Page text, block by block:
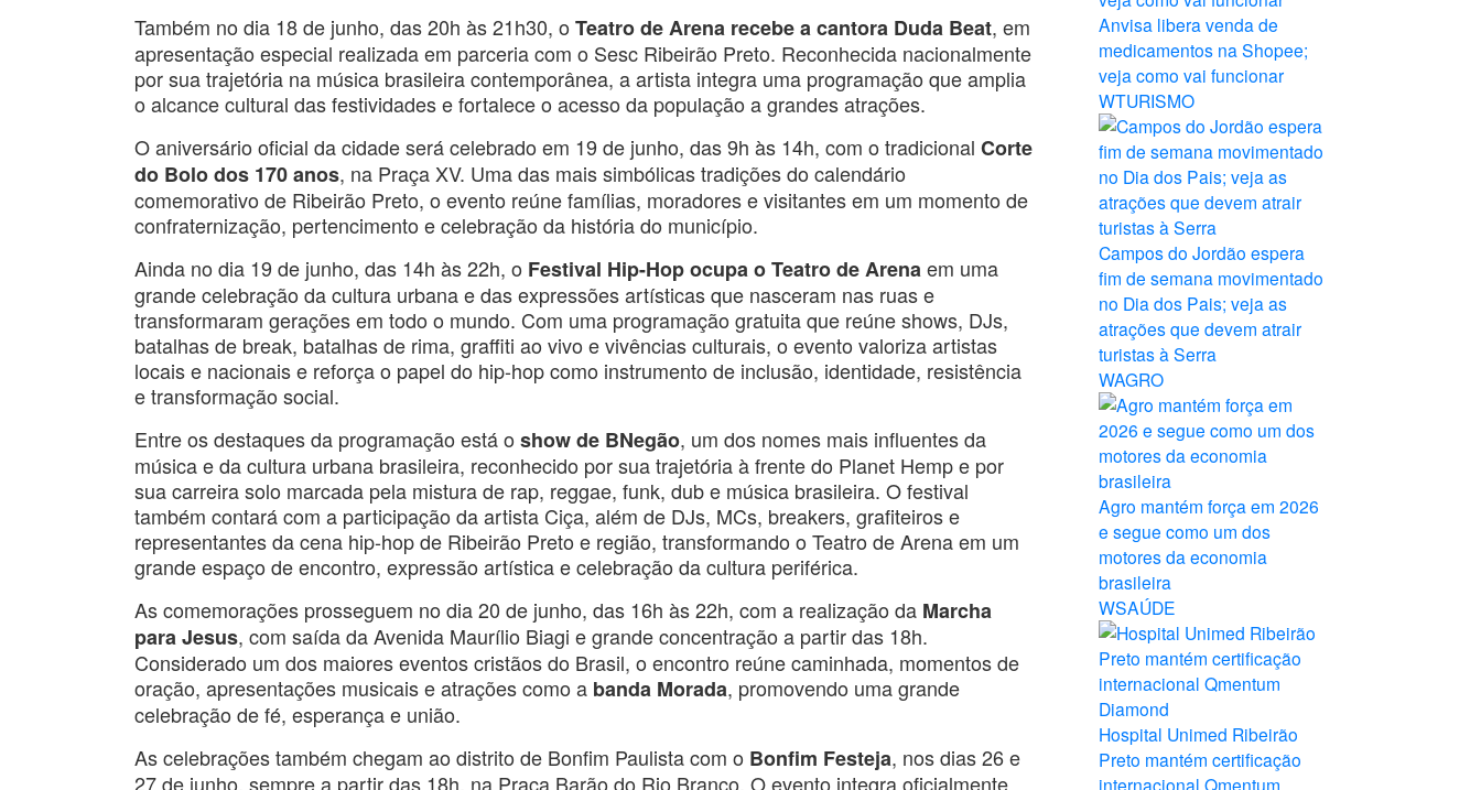
Também no dia 18 de junho, das 20h às 21h30, o Teatro de Arena recebe a cantora Duda Beat, em
apresentação especial realizada em parceria com o Sesc Ribeirão Preto. Reconhecida nacionalmente
por sua trajetória na música brasileira contemporânea, a artista integra uma programação que amplia
o alcance cultural das festividades e fortalece o acesso da população a grandes atrações.
O aniversário oficial da cidade será celebrado em 19 de junho, das 9h às 14h, com o tradicional Corte
do Bolo dos 170 anos, na Praça XV. Uma das mais simbólicas tradições do calendário
comemorativo de Ribeirão Preto, o evento reúne famílias, moradores e visitantes em um momento de
confraternização, pertencimento e celebração da história do município.
Ainda no dia 19 de junho, das 14h às 22h, o Festival Hip-Hop ocupa o Teatro de Arenaem uma
grande celebração da cultura urbana e das expressões artísticas que nasceram nas ruas e
transformaram gerações em todo o mundo. Com uma programação gratuita que reúne shows, DJs,
batalhas de break, batalhas de rima, graffiti ao vivo e vivências culturais, o evento valoriza artistas
locais e nacionais e reforça o papel do hip-hop como instrumento de inclusão, identidade, resistência
e transformação social.
Entre os destaques da programação está o show de BNegão, um dos nomes mais influentes da
música e da cultura urbana brasileira, reconhecido por sua trajetória à frente do Planet Hemp e por
sua carreira solo marcada pela mistura de rap, reggae, funk, dub e música brasileira. O festival
também contará com a participação da artista Ciça, além de DJs, MCs, breakers, grafiteiros e
representantes da cena hip-hop de Ribeirão Preto e região, transformando o Teatro de Arena em um
grande espaço de encontro, expressão artística e celebração da cultura periférica.
As comemorações prosseguem no dia 20 de junho, das 16h às 22h, com a realização da Marcha
para Jesus, com saída da Avenida Maurílio Biagi e grande concentração a partir das 18h.
Considerado um dos maiores eventos cristãos do Brasil, o encontro reúne caminhada, momentos de
oração, apresentações musicais e atrações como a banda Morada, promovendo uma grande
celebração de fé, esperança e união.
As celebrações também chegam ao distrito de Bonfim Paulista com o Bonfim Festeja, nos dias 26 e
27 de junho, sempre a partir das 18h, na Praça Barão do Rio Branco. O evento integra oficialmente
Anvisa libera venda de
medicamentos na Shopee;
veja como vai funcionar
WTURISMO
Campos do Jordão espera
fim de semana movimentado
no Dia dos Pais; veja as
atrações que devem atrair
turistas à Serra
WAGRO
Agro mantém força em 2026
e segue como um dos
motores da economia
brasileira
WSAÚDE
Hospital Unimed Ribeirão
Preto mantém certificação
internacional Qmentum